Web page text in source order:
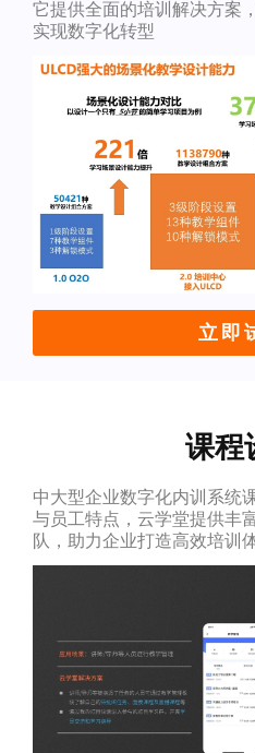
它提供全面的培训解决方案
实现数字化转型
立即
课程
中大型企业数字化内训系统
与员工特点，云学堂提供丰
队，助力企业打造高效培训